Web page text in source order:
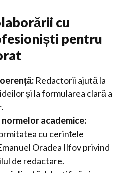
cu
pentru
Redactorii ajută la
și la formularea clară a
academice:
cu cerințele
Oradea Ilfov privind
de redactare.